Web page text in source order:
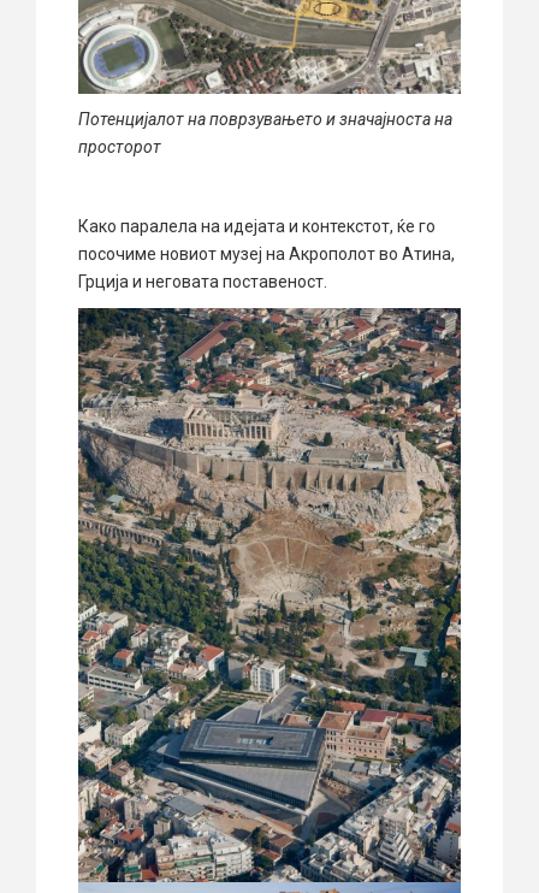
Потенцијалот на поврзувањето и значајноста на
просторот
Како паралела на идејата и контекстот, ќе го
посочиме новиот музеј на Акрополот во Атина,
Грција и неговата поставеност.